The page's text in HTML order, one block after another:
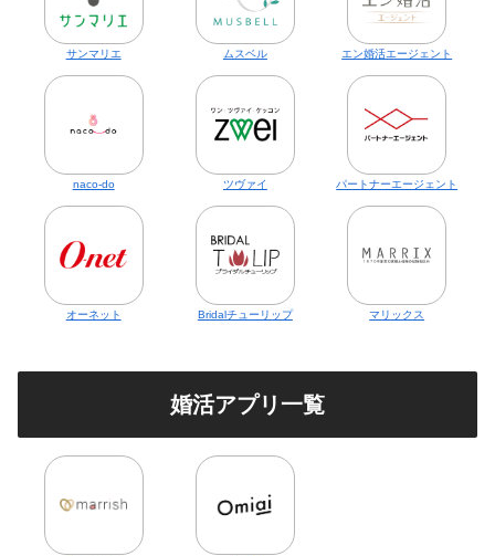
サンマリエ ムスベル エン婚活エージェント
naco-do ツヴァイ パートナーエージェント
オーネット Bridalチューリップ マリックス
婚活アプリ一覧